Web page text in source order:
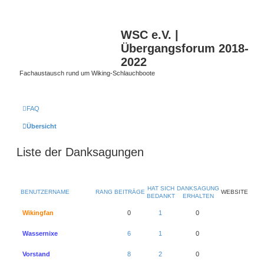
WSC e.V. |
Übergangsforum 2018-
2022
Fachaustausch rund um Wiking-Schlauchboote
FAQ
Übersicht
Liste der Danksagungen
RANG
BENUTZERNAME BEITRÄGE
HAT SICH
BEDANKT
DANKSAGUNG
ERHALTEN
WEBSITE
Wikingfan 0 1 0
Wassernixe 6 1 0
Vorstand 8 2 0